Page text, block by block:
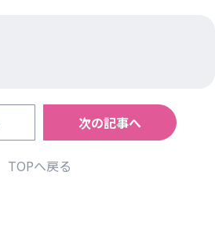
次の記事へ
TOPへ戻る